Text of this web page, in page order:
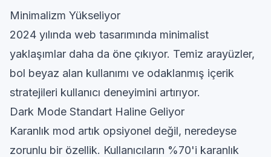
Minimalizm Yükseliyor
2024 yılında web tasarımında minimalist
yaklaşımlar daha da öne çıkıyor. Temiz arayüzler,
bol beyaz alan kullanımı ve odaklanmış içerik
stratejileri kullanıcı deneyimini artırıyor.
Dark Mode Standart Haline Geliyor
Karanlık mod artık opsiyonel değil, neredeyse
zorunlu bir özellik. Kullanıcıların %70'i karanlık